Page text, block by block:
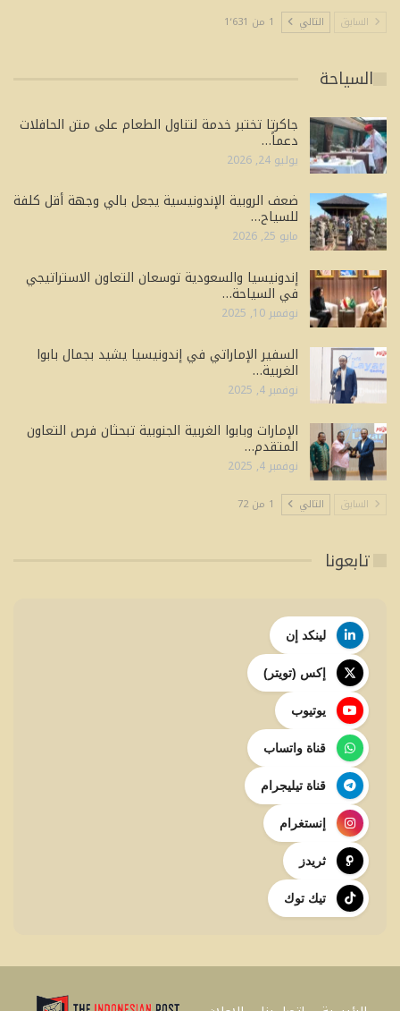
السابق التالي 1 من 1٬631
السياحة
جاكرتا تختبر خدمة لتناول الطعام على متن الحافلات
دعماً…
يوليو 24, 2026
ضعف الروبية الإندونيسية يجعل بالي وجهة أقل كلفة
للسياح…
مايو 25, 2026
إندونيسيا والسعودية توسعان التعاون الاستراتيجي
في السياحة…
نوفمبر 10, 2025
السفير الإماراتي في إندونيسيا يشيد بجمال بابوا
الغربية…
نوفمبر 4, 2025
الإمارات وبابوا الغربية الجنوبية تبحثان فرص التعاون
المتقدم…
نوفمبر 4, 2025
السابق التالي 1 من 72
تابعونا
لينكد إن
إكس (تويتر)
يوتيوب
قناة واتساب
قناة تيليجرام
إنستغرام
ثريدز
تيك توك